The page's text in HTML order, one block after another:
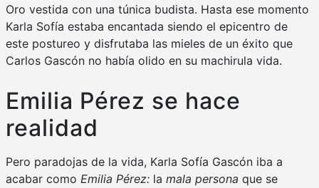
Oro vestida con una túnica budista. Hasta ese momento
Karla Sofía estaba encantada siendo el epicentro de
este postureo y disfrutaba las mieles de un éxito que
Carlos Gascón no había olido en su machirula vida.
Emilia Pérez se hace
realidad
Pero paradojas de la vida, Karla Sofía Gascón iba a
acabar como Emilia Pérez: la mala persona que se